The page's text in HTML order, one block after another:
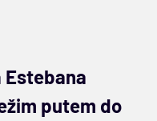
Estebana
putem do